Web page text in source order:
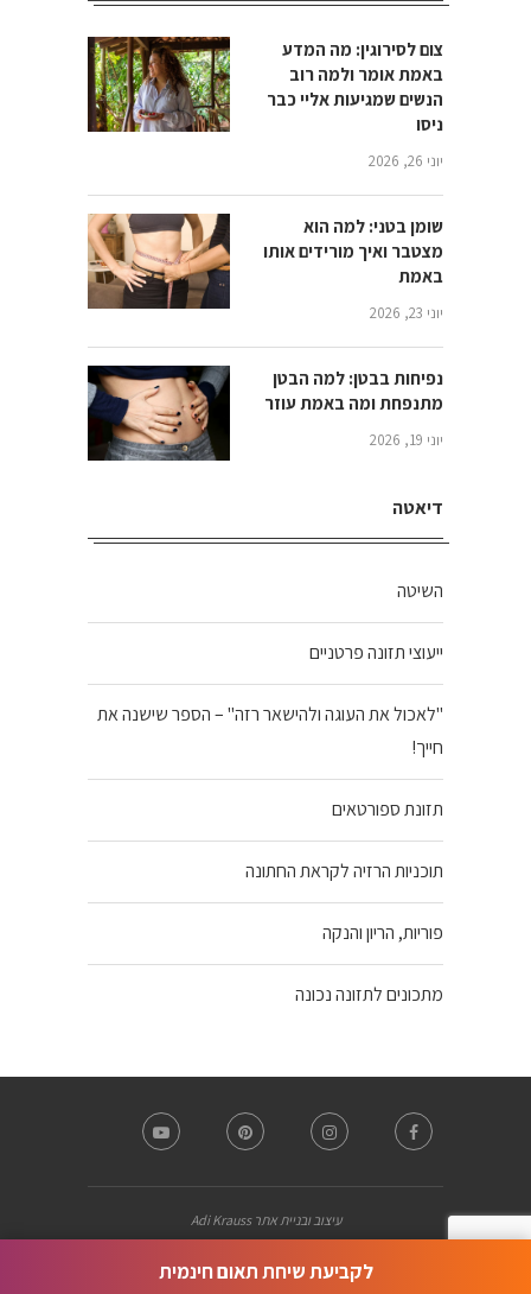
צום לסירוגין: מה המדע
באמת אומר ולמה רוב
הנשים שמגיעות אליי כבר
ניסו
יוני 26, 2026
שומן בטני: למה הוא
מצטבר ואיך מורידים אותו
באמת
יוני 23, 2026
נפיחות בבטן: למה הבטן
מתנפחת ומה באמת עוזר
יוני 19, 2026
דיאטה
השיטה
ייעוצי תזונה פרטניים
"לאכול את העוגה ולהישאר רזה" – הספר שישנה את
חייך!
תזונת ספורטאים
תוכניות הרזיה לקראת החתונה
פוריות, הריון והנקה
מתכונים לתזונה נכונה
עיצוב ובניית אתר Adi Krauss
חזרה למעלה
לקביעת שיחת תאום חינמית